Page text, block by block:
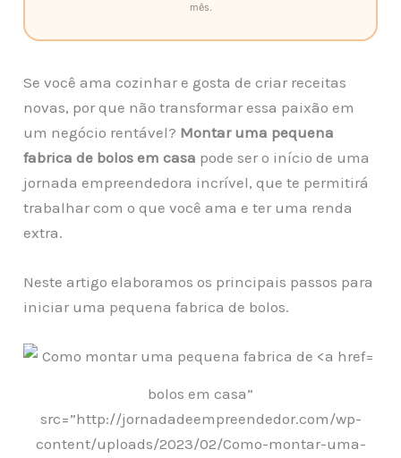
mês.
Se você ama cozinhar e gosta de criar receitas
novas, por que não transformar essa paixão em
um negócio rentável? Montar uma pequena
fabrica de bolos em casa pode ser o início de uma
jornada empreendedora incrível, que te permitirá
trabalhar com o que você ama e ter uma renda
extra.
Neste artigo elaboramos os principais passos para
iniciar uma pequena fabrica de bolos.
bolos em casa”
src=”http://jornadadeempreendedor.com/wp-
content/uploads/2023/02/Como-montar-uma-